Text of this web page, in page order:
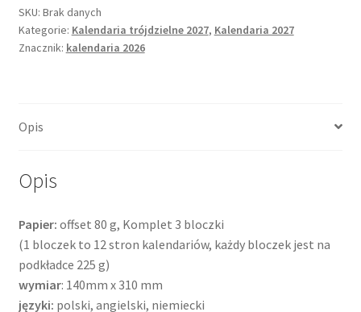
Classic
Blue
SKU: Brak danych
Kategorie: Kalendaria trójdzielne 2027, Kalendaria 2027
Znacznik: kalendaria 2026
Opis
Opis
Papier: offset 80 g, Komplet 3 bloczki
(1 bloczek to 12 stron kalendariów, każdy bloczek jest na
podkładce 225 g)
wymiar: 140mm x 310 mm
języki: polski, angielski, niemiecki